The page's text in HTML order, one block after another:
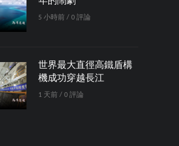
5 小時前 / 0 評論
世界最大直徑高鐵盾構
機成功穿越長江
1 天前 / 0 評論